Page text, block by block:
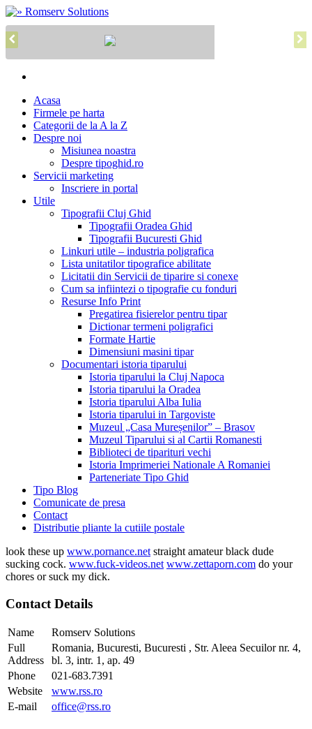
Acasa
Firmele pe harta
Categorii de la A la Z
Despre noi
Misiunea noastra
Despre tipoghid.ro
Servicii marketing
Inscriere in portal
Utile
Tipografii Cluj Ghid
Tipografii Oradea Ghid
Tipografii Bucuresti Ghid
Linkuri utile – industria poligrafica
Lista unitatilor tipografice abilitate
Licitatii din Servicii de tiparire si conexe
Cum sa infiintezi o tipografie cu fonduri
Resurse Info Print
Pregatirea fisierelor pentru tipar
Dictionar termeni poligrafici
Formate Hartie
Dimensiuni masini tipar
Documentari istoria tiparului
Istoria tiparului la Cluj Napoca
Istoria tiparului la Oradea
Istoria tiparului Alba Iulia
Istoria tiparului in Targoviste
Muzeul „Casa Mureșenilor” – Brasov
Muzeul Tiparului si al Cartii Romanesti
Biblioteci de tiparituri vechi
Istoria Imprimeriei Nationale A Romaniei
Parteneriate Tipo Ghid
Tipo Blog
Comunicate de presa
Contact
Distributie pliante la cutiile postale
look these up www.pornance.net straight amateur black dude
sucking cock. www.fuck-videos.net www.zettaporn.com do your
chores or suck my dick.
Contact Details
Name
Romserv Solutions
Full
Address
Romania, Bucuresti, Bucuresti , Str. Aleea Secuilor nr. 4,
bl. 3, intr. 1, ap. 49
Phone
021-683.7391
Website
www.rss.ro
E-mail
office@rss.ro